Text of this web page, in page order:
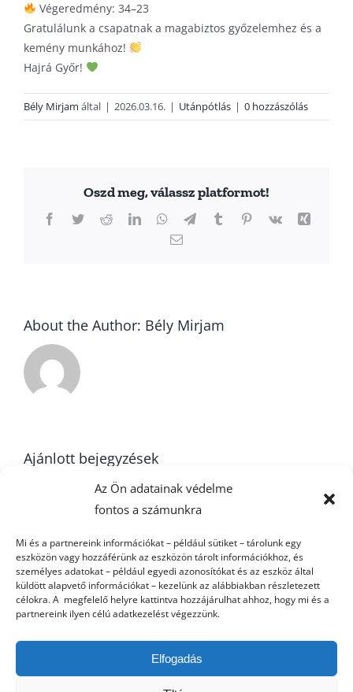
Az Ön adatainak védelme
fontos a számunkra
Mi és a partnereink információkat – például sütiket – tárolunk egy
eszközön vagy hozzáférünk az eszközön tárolt információkhoz, és
személyes adatokat – például egyedi azonosítókat és az eszköz által
küldött alapvető információkat – kezelünk az alábbiakban részletezett
célokra. A megfelelő helyre kattintva hozzájárulhat ahhoz, hogy mi és a
partnereink ilyen célú adatkezelést végezzünk.
Elfogadás
Végeredmény: 34–23
Gratulálunk a csapatnak a magabiztos győzelemhez és a
kemény munkához!
Hajrá Győr!
Bély Mirjam által | 2026.03.16. | Utánpótlás | 0 hozzászólás
Oszd meg, válassz platformot!
Facebook
TwitterRedditLinkedInWhatsApp
TelegramTumblrPinterest
Vk
Xing
Email:
About the Author: Bély Mirjam
Ajánlott bejegyzések
U16
22. forduló –
FU20